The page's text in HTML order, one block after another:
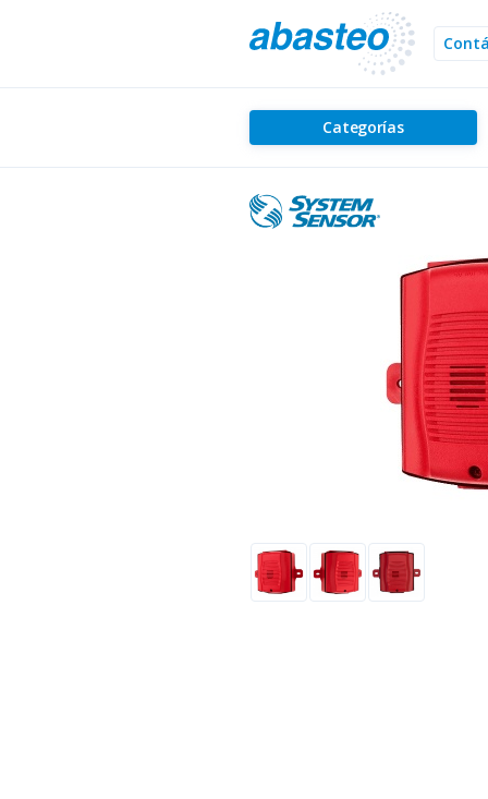
Categorías